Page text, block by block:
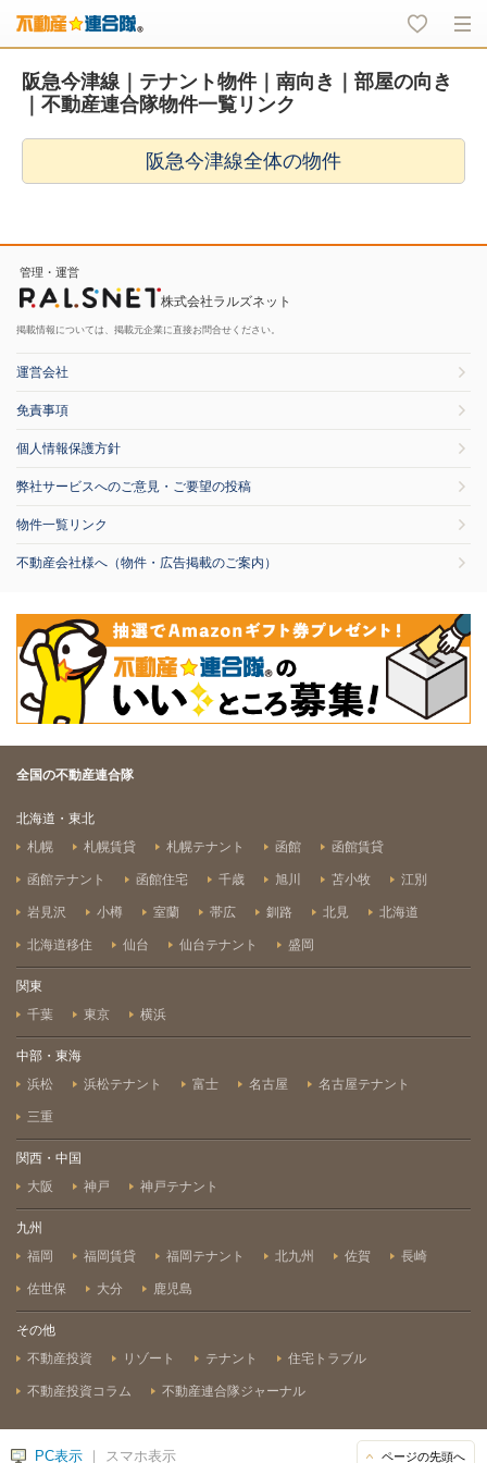
阪急今津線｜テナント物件｜南向き｜部屋の向き
｜不動産連合隊物件一覧リンク
阪急今津線全体の物件
管理・運営
株式会社ラルズネット
掲載情報については、掲載元企業に直接お問合せください。
運営会社
免責事項
個人情報保護方針
弊社サービスへのご意見・ご要望の投稿
物件一覧リンク
不動産会社様へ（物件・広告掲載のご案内）
全国の不動産連合隊
北海道・東北
札幌
札幌賃貸 札幌テナント 函館 函館賃貸
函館テナント 函館住宅 千歳 旭川 苫小牧 江別
岩見沢 小樽 室蘭 帯広 釧路 北見 北海道
北海道移住 仙台 仙台テナント 盛岡
関東
千葉
東京 横浜
中部・東海
浜松
浜松テナント 富士 名古屋 名古屋テナント
三重
関西・中国
大阪
神戸 神戸テナント
九州
福岡
福岡賃貸 福岡テナント 北九州 佐賀 長崎
佐世保 大分 鹿児島
その他
不動産投資
リゾート テナント 住宅トラブル
不動産投資コラム 不動産連合隊ジャーナル
PC表示 ｜ スマホ表示 ページの先頭へ